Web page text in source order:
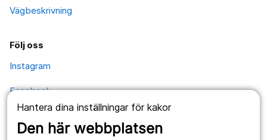
Hantera dina inställningar för kakor
Den här webbplatsen
Vägbeskrivning
Följ oss
Instagram
Facebook